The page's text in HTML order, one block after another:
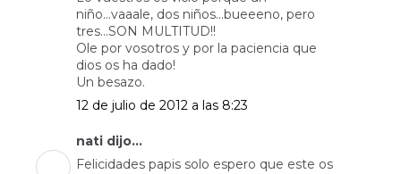
niño...vaaale, dos niños...bueeeno, pero
tres...SON MULTITUD!!
Ole por vosotros y por la paciencia que
dios os ha dado!
Un besazo.
12 de julio de 2012 a las 8:23
nati dijo...
Felicidades papis solo espero que este os